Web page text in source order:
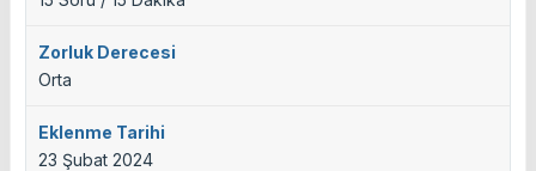
Zorluk Derecesi
Orta
Eklenme Tarihi
23 Şubat 2024